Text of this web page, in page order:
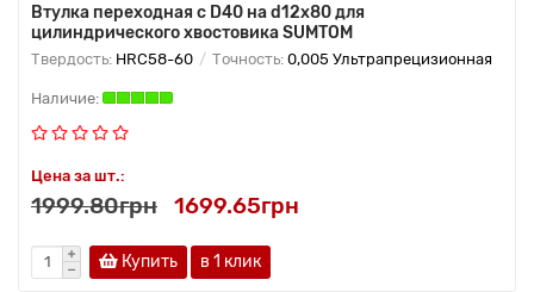
Втулка переходная с D40 на d12х80 для
цилиндрического хвостовика SUMTOM
Твердость: HRC58-60 Точность: 0,005 Ультрапрецизионная
Цена за шт.:
1999.80грн 1699.65грн
Купить в 1 клик